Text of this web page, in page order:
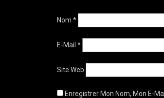
Nom *
E-Mail *
Site Web
Enregistrer Mon Nom, Mon E-